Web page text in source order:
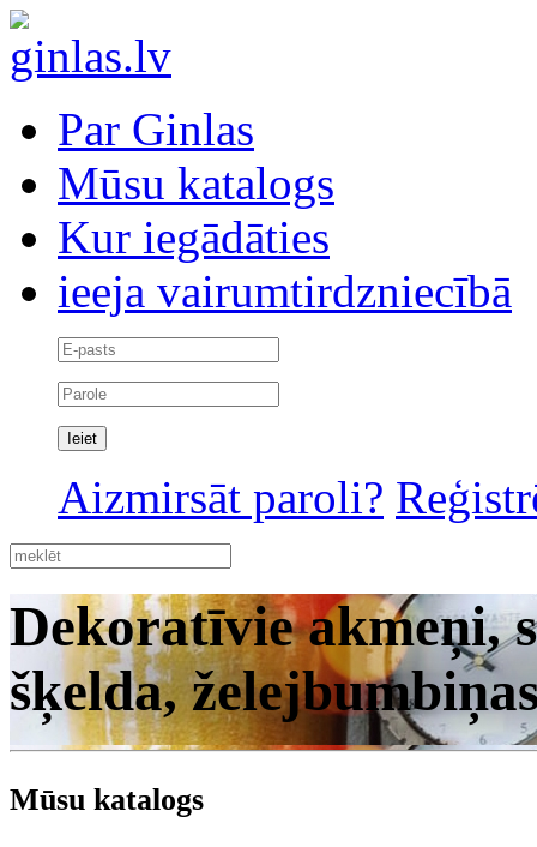
Par Ginlas
Mūsu katalogs
Kur iegādāties
ieeja vairumtirdzniecībā
Aizmirsāt paroli?
Dekoratīvie akmeņi,
šķelda,
Mūsu katalogs